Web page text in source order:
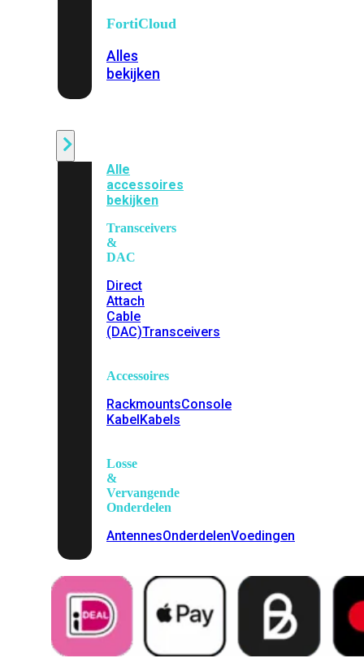
FortiCloud
Alles
bekijken
Alle
accessoires
bekijken
Transceivers
&
DAC
Direct
Attach
Cable
(DAC)Transceivers
Accessoires
RackmountsConsole
KabelKabels
Losse
&
Vervangende
Onderdelen
AntennesOnderdelenVoedingen